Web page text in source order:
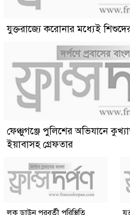
যুক্তরাজ্যে করোনার মধ্যেই
ফেঞ্চুগঞ্জে পুলিশের অভিযানে
ইয়াবাসহ গ্রেফতার